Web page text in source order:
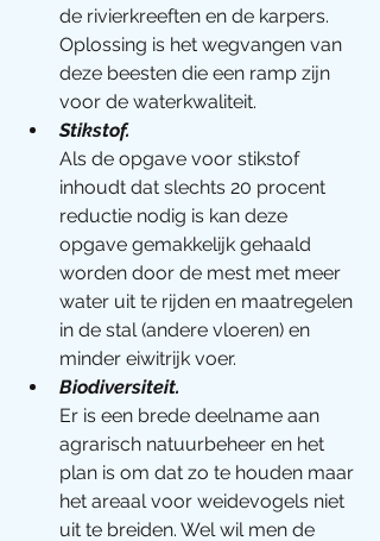
de rivierkreeften en de karpers.
Oplossing is het wegvangen van
deze beesten die een ramp zijn
voor de waterkwaliteit.
Stikstof.
Als de opgave voor stikstof
inhoudt dat slechts 20 procent
reductie nodig is kan deze
opgave gemakkelijk gehaald
worden door de mest met meer
water uit te rijden en maatregelen
in de stal (andere vloeren) en
minder eiwitrijk voer.
Biodiversiteit.
Er is een brede deelname aan
agrarisch natuurbeheer en het
plan is om dat zo te houden maar
het areaal voor weidevogels niet
uit te breiden. Wel wil men de